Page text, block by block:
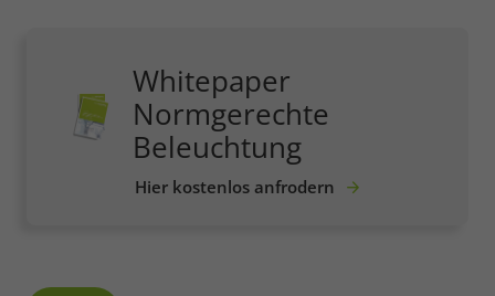
Whitepaper
Normgerechte
Beleuchtung
Hier kostenlos anfrodern